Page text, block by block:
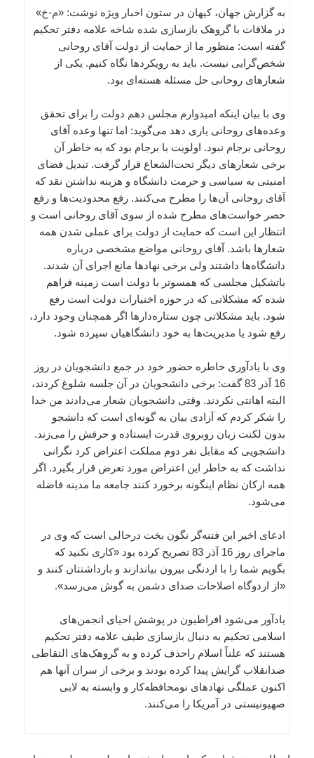
به گزارش جهان، کیهان در ستون اخبار ویژه نوشت: «م-خ»
در ملاقات با گروهک بازسازی شده شاخه علامه دفتر تحکیم
گفته است: منظور ما از حمایت از دولت آقای روحانی
شخص‌گرایی نیست. باید به رویکردها نگاه کنیم. یکی از
شعارهای روحانی حل مسئله هسته‌ای بود.
وی با بیان اینکه امیدوارم مجلس دهم دولت را برای تحقق
وعده‌های روحانی یاری دهد می‌گوید: اما تنها وعده آقای
روحانی برجام نبود. اولویت با برجام بود که به خاطر آن
برخی شعارهای دیگر تحت‌الشعاع قرار گرفت. تبدیل فضای
امنیتی به سیاسی و حرمت دانشگاه و هزینه نداشتن نقد که
آقای روحانی آن‌ها را مطرح می‌کنند. رفع محدودیت‌ها و رفع
حصر خواست‌های مطرح شده از سوی آقای روحانی است و
انتظار این است که حمایت از دولت برای عملی شدن همه
شعارها باشد. آقای روحانی مواضع مشخصی درباره
دانشگاه‌ها داشتند ولی برخی نهادها مانع اجرای آن شدند.
باتشکیل مجلسی که همسوتر با دولت است زمینه فراهم
شده که مشکلاتی که در حوزه اختیارات دولت است رفع
شود. باید مشکلاتی چون ستاره‌دارها اگر همچنان وجود دارد،
رفع شود یا مدیریت‌ها به خود دانشگاهیان سپرده شود.
وی با یادآوری خاطره حضور خود در جمع دانشجویان در روز
16 آذر 83 گفت: برخی دانشجویان در آن جلسه شلوغ کردند،
البته اهانتی نکردند. وقتی دانشجویان شعار می‌دادند من خدا
را شکر کردم که آزادی بیان به گونه‌ای است که دانشجو
بدون لکنت زبان روبروی قدرت ایستاده و حرفش را می‌زند.
دانشجویی که مقابل نفر دوم مملکت اعتراض کرد نگرانی
نداشت که به خاطر این اعتراض مورد تعرض قرار بگیرد. اگر
همه ارکان نظام اینگونه برخورد کنند جامعه ما مدینه فاضله
می‌شود.
ادعای اخیر این فتنه‌گر نگون بخت درحالی است که وی در
ماجرای روز 16 آذر 83 تصریح کرده بود «کاری نکنید که
بگویم شما را با اردنگی بیرون بیاندازند و بازداشتتان کنند و
«از اردوگاه اصلاحات صدای دشمن به گوش می‌رسد».
یادآور می‌شود افراطیون در پوشش احیای انجمن‌های
اسلامی تحکیم به دنبال بازسازی طیف علامه دفتر تحکیم
هستند که علناً اسلام راحذف کرده و به گروهک‌های التقاطی
ضدانقلاب گرایش پیدا کرده بودند و برخی از سران آنها هم
اکنون عملگی نهادهای نومحافظه‌کار و وابسته به لابی
صهیونیستی در آمریکا را می‌کنند.